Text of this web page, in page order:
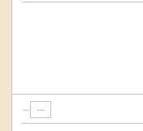
— —